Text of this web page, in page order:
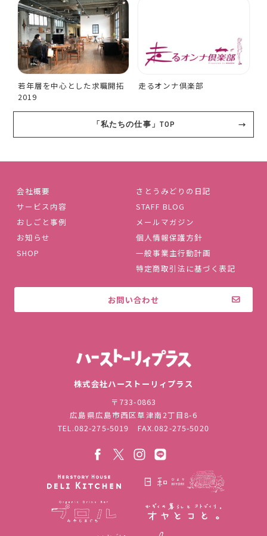
若年層を中心とした求職開拓
2019
走るオンナ倶楽部
「私たちの仕事」TOP
会社概要
サービス内容
おしごと事例
お知らせ
SHOP
さとうみどりの日記
STAFF BLOG
メールマガジン
個人情報保護方針
一般事業主行動計画
特定商取引法に基づく表記
お問い合わせ
株式会社ハーストーリィプラス
〒733-0863
広島県広島市西区草津南2丁目8-6
TEL.082-275-5019 FAX.082-275-5020